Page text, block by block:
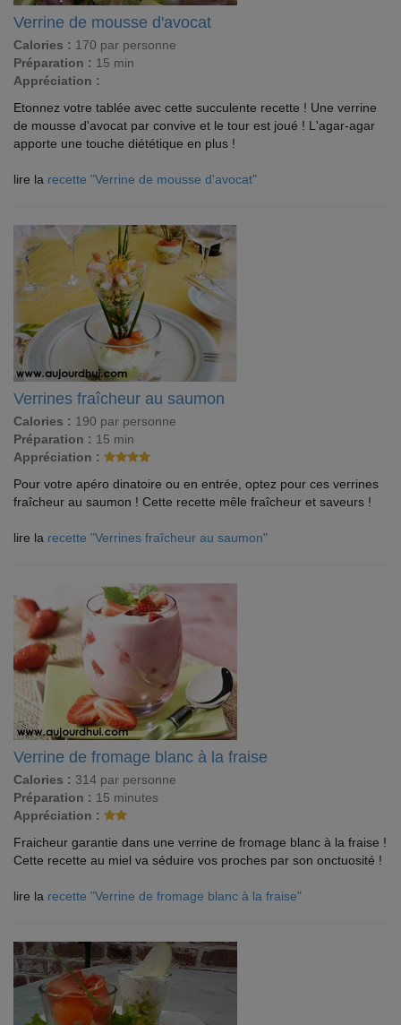
Verrine de mousse d'avocat
Calories : 170 par personne
Préparation : 15 min
Appréciation :
Etonnez votre tablée avec cette succulente recette ! Une verrine
de mousse d'avocat par convive et le tour est joué ! L'agar-agar
apporte une touche diététique en plus !
lire la recette "Verrine de mousse d'avocat"
Verrines fraîcheur au saumon
Calories : 190 par personne
Préparation : 15 min
Appréciation :
Pour votre apéro dinatoire ou en entrée, optez pour ces verrines
fraîcheur au saumon ! Cette recette mêle fraîcheur et saveurs !
lire la recette "Verrines fraîcheur au saumon"
Verrine de fromage blanc à la fraise
Calories : 314 par personne
Préparation : 15 minutes
Appréciation :
Fraicheur garantie dans une verrine de fromage blanc à la fraise !
Cette recette au miel va séduire vos proches par son onctuosité !
lire la recette "Verrine de fromage blanc à la fraise"